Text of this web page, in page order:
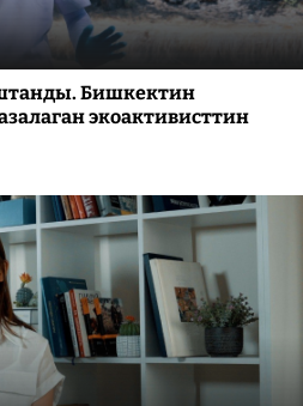
Бишкектин
экоактивисттин